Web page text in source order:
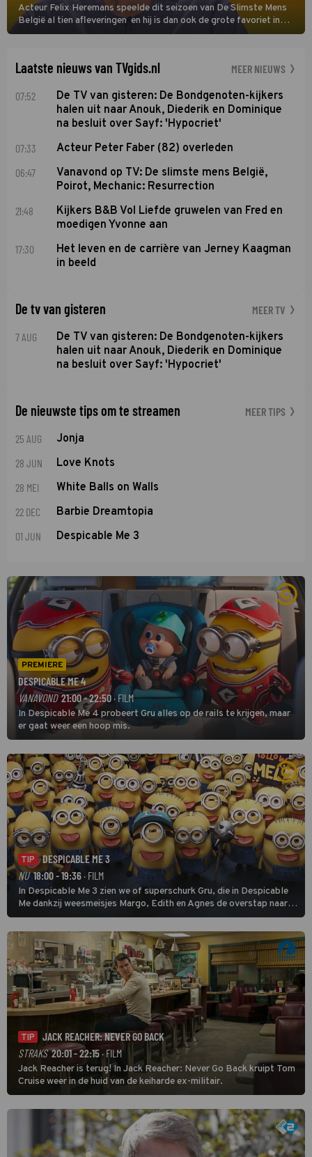
Acteur Felix Heremans speelde dit seizoen van De Slimste Mens
België al tien afleveringen en hij is dan ook de grote favoriet in
deze seizoensfinale. En er is Nederlandse inbreng, want komiek
Laatste nieuws van TVgids.nl MEER NIEUWS
07:52
De TV van gisteren: De Bondgenoten-kijkers
halen uit naar Anouk, Diederik en Dominique
na besluit over Sayf: 'Hypocriet'
07:33 Acteur Peter Faber (82) overleden
06:47
Vanavond op TV: De slimste mens België,
Poirot, Mechanic: Resurrection
21:48
Kijkers B&B Vol Liefde gruwelen van Fred en
moedigen Yvonne aan
17:30
Het leven en de carrière van Jerney Kaagman
in beeld
De tv van gisteren MEER TV
7 AUG
De TV van gisteren: De Bondgenoten-kijkers
halen uit naar Anouk, Diederik en Dominique
na besluit over Sayf: 'Hypocriet'
De nieuwste tips om te streamen MEER TIPS
25 AUG Jonja
28 JUN Love Knots
28 MEI White Balls on Walls
22 DEC Barbie Dreamtopia
01 JUN Despicable Me 3
PREMIERE
DESPICABLE ME 4
VANAVOND 21:00 - 22:50 · FILM
In Despicable Me 4 probeert Gru alles op de rails te krijgen, maar
er gaat weer een hoop mis.
TIP
DESPICABLE ME 3
NU 18:00 - 19:36 · FILM
In Despicable Me 3 zien we of superschurk Gru, die in Despicable
Me dankzij weesmeisjes Margo, Edith en Agnes de overstap naar
het rechte pad maakte, ook op dat pad weet te blijven.
TIP
JACK REACHER: NEVER GO BACK
STRAKS 20:01 - 22:15· FILM
Jack Reacher is terug! In Jack Reacher: Never Go Back kruipt Tom
Cruise weer in de huid van de keiharde ex-militair.